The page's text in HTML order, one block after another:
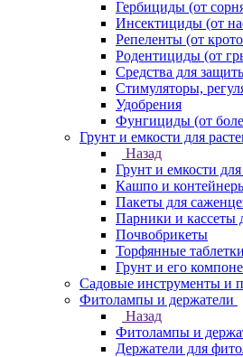
Гербициды (от
Инсектициды (от
Репеленты (от
Родентициды (от
Средства для
Стимуляторы,
Удобрения
Фунгициды (от
Грунт и емкости для
Назад
Грунт и емкости
Кашпо и
Пакеты для
Парники и кассеты
Почвобрикеты
Торфянные
Грунт и его
Садовые инструменты и
Фитолампы и держатели
Назад
Фитолампы и
Держатели для